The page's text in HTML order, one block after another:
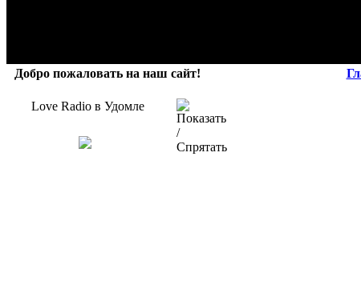
Добро пожаловать на наш сайт!
Love Radio в Удомле